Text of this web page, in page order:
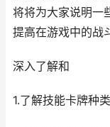
将将为大家说明一
提高在游戏中的战
深入了解和
1.了解技能卡牌种